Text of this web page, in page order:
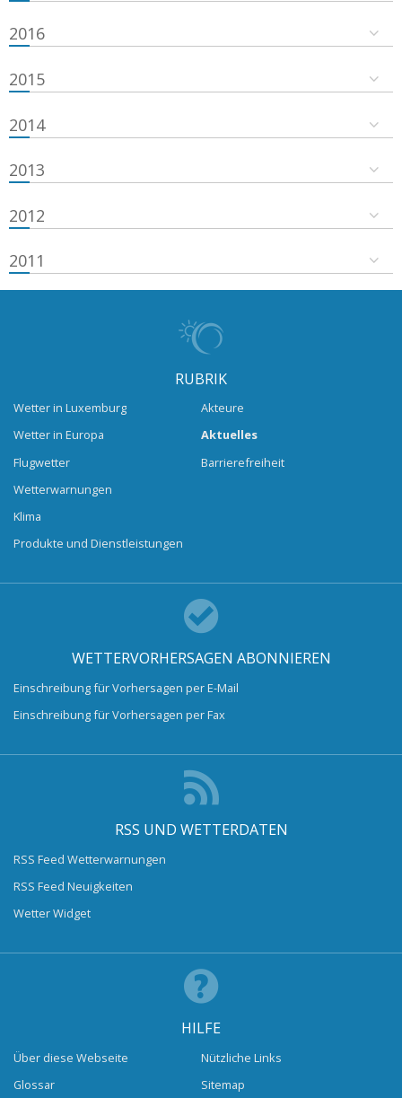
2016
2015
2014
2013
2012
2011
RUBRIK
Wetter in Luxemburg
Wetter in Europa
Flugwetter
Wetterwarnungen
Klima
Produkte und Dienstleistungen
Akteure
Aktuelles
Barrierefreiheit
WETTERVORHERSAGEN ABONNIEREN
Einschreibung für Vorhersagen per E-Mail
Einschreibung für Vorhersagen per Fax
RSS UND WETTERDATEN
RSS Feed Wetterwarnungen
RSS Feed Neuigkeiten
Wetter Widget
HILFE
Über diese Webseite
Glossar
Nützliche Links
Sitemap